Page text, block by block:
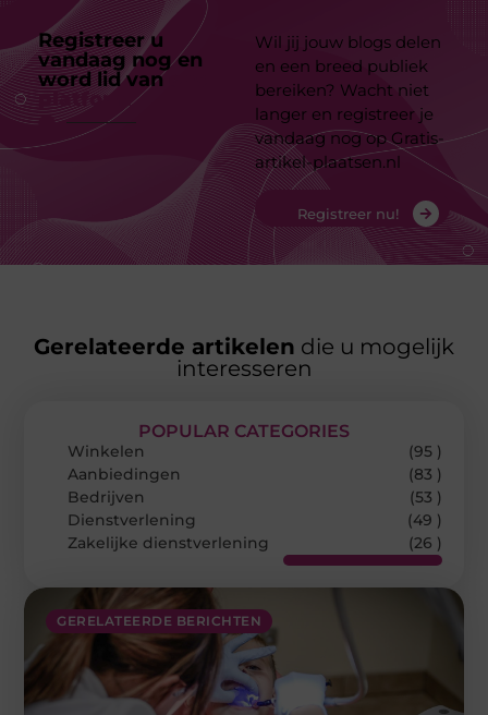
Registreer u
vandaag nog en
word lid van
platform
Wil jij jouw blogs delen
en een breed publiek
bereiken? Wacht niet
langer en registreer je
vandaag nog op Gratis-
artikel-plaatsen.nl
Registreer nu!
Gerelateerde artikelen die u mogelijk
interesseren
GERELATEERDE BERICHTEN
POPULAR CATEGORIES
Winkelen
(95 )
Aanbiedingen
(83 )
Bedrijven
(53 )
Dienstverlening
(49 )
Zakelijke dienstverlening
(26 )